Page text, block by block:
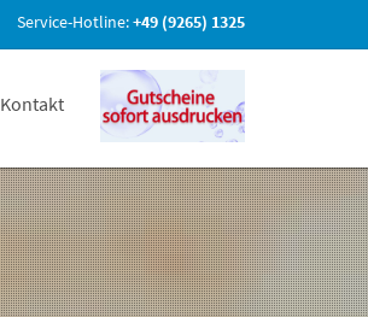
Service-Hotline:+49 (9265) 1325
Kontakt